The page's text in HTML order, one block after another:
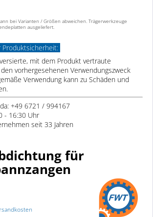
bei Varianten / Größen abweichen. Trägerwerkzeuge
ausgeliefert.
mit dem Produkt vertraute
vorhergesehenen Verwendungszweck
Verwendung kann zu Schäden und
+49 6721 / 994167
- 16:30 Uhr
seit 33 Jahren
für